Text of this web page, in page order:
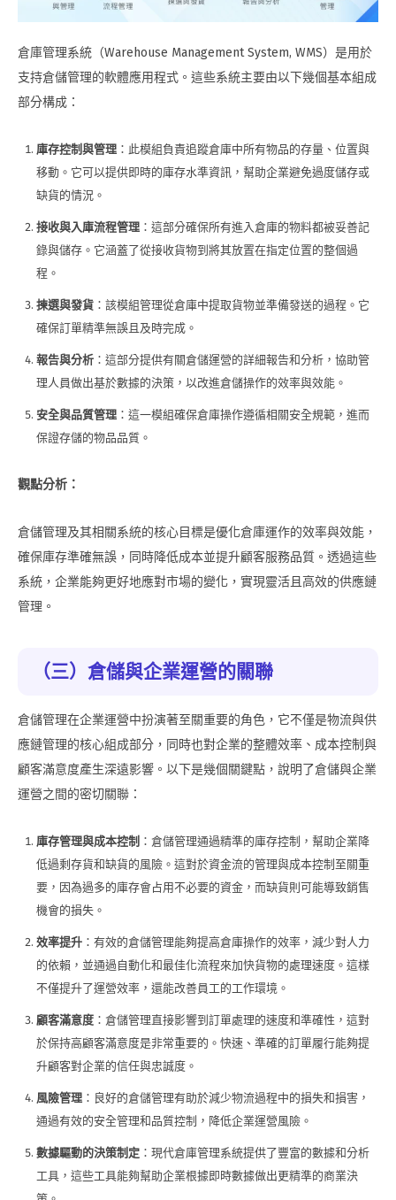
倉庫管理系統（Warehouse Management System, WMS）是用於
支持倉儲管理的軟體應用程式。這些系統主要由以下幾個基本組成
部分構成：
庫存控制與管理 ：此模組負責追蹤倉庫中所有物品的存量、位置與
移動。它可以提供即時的庫存水準資訊，幫助企業避免過度儲存或
缺貨的情況。
接收與入庫流程管理 ：這部分確保所有進入倉庫的物料都被妥善記
錄與儲存。它涵蓋了從接收貨物到將其放置在指定位置的整個過
程。
揀選與發貨 ：該模組管理從倉庫中提取貨物並準備發送的過程。它
確保訂單精準無誤且及時完成。
報告與分析 ：這部分提供有關倉儲運營的詳細報告和分析，協助管
理人員做出基於數據的決策，以改進倉儲操作的效率與效能。
安全與品質管理 ：這一模組確保倉庫操作遵循相關安全規範，進而
保證存儲的物品品質。
觀點分析：
倉儲管理及其相關系統的核心目標是優化倉庫運作的效率與效能，
確保庫存準確無誤，同時降低成本並提升顧客服務品質。透過這些
系統，企業能夠更好地應對市場的變化，實現靈活且高效的供應鏈
管理。
（三）倉儲與企業運營的關聯
倉儲管理在企業運營中扮演著至關重要的角色，它不僅是物流與供
應鏈管理的核心組成部分，同時也對企業的整體效率、成本控制與
顧客滿意度產生深遠影響。以下是幾個關鍵點，說明了倉儲與企業
運營之間的密切關聯：
庫存管理與成本控制 ：倉儲管理通過精準的庫存控制，幫助企業降
低過剩存貨和缺貨的風險。這對於資金流的管理與成本控制至關重
要，因為過多的庫存會占用不必要的資金，而缺貨則可能導致銷售
機會的損失。
效率提升 ：有效的倉儲管理能夠提高倉庫操作的效率，減少對人力
的依賴，並通過自動化和最佳化流程來加快貨物的處理速度。這樣
不僅提升了運營效率，還能改善員工的工作環境。
顧客滿意度 ：倉儲管理直接影響到訂單處理的速度和準確性，這對
於保持高顧客滿意度是非常重要的。快速、準確的訂單履行能夠提
升顧客對企業的信任與忠誠度。
風險管理 ：良好的倉儲管理有助於減少物流過程中的損失和損害，
通過有效的安全管理和品質控制，降低企業運營風險。
數據驅動的決策制定 ：現代倉庫管理系統提供了豐富的數據和分析
工具，這些工具能夠幫助企業根據即時數據做出更精準的商業決